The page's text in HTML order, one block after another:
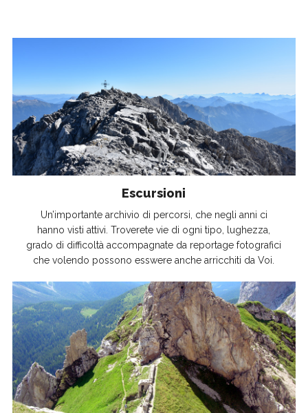
Escursioni
Un’importante archivio di percorsi, che negli anni ci
hanno visti attivi. Troverete vie di ogni tipo, lughezza,
grado di difficoltà accompagnate da reportage fotografici
che volendo possono esswere anche arricchiti da Voi.